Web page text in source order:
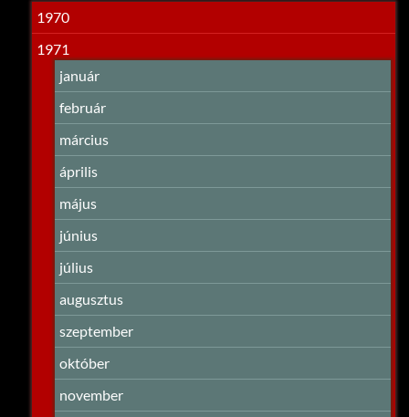
1970
1971
január
február
március
április
május
június
július
augusztus
szeptember
október
november